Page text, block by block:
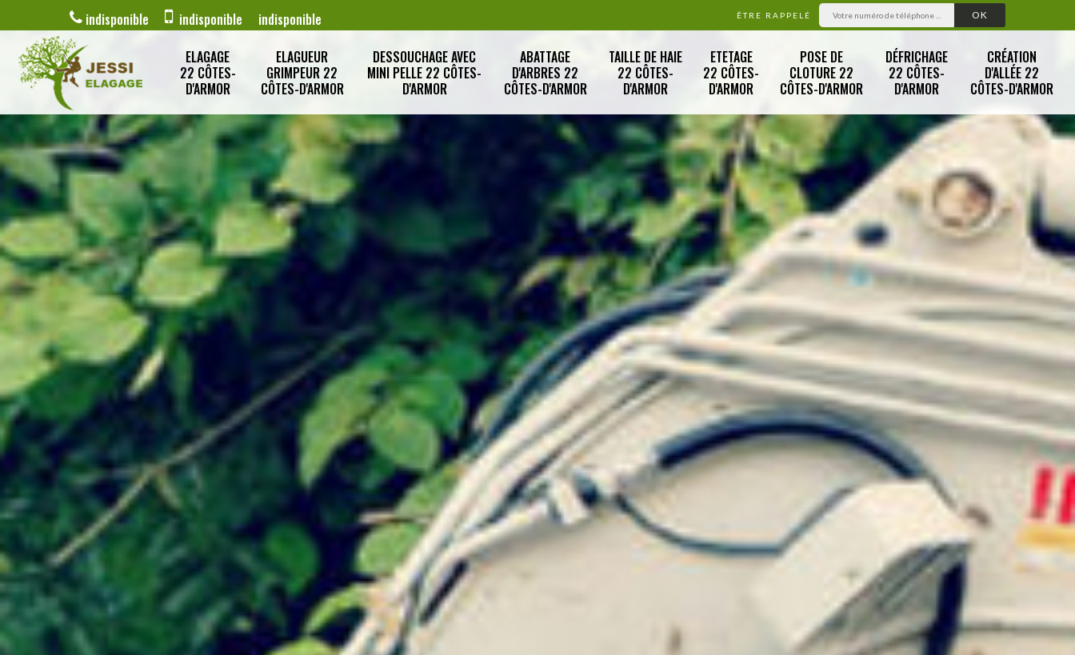
indisponible indisponible indisponible ÊTRE RAPPELÉ
ELAGAGE
22 CÔTES-
D'ARMOR
ELAGUEUR
GRIMPEUR 22
CÔTES-D'ARMOR
DESSOUCHAGE AVEC
MINI PELLE 22 CÔTES-
D'ARMOR
ABATTAGE
D'ARBRES 22
CÔTES-D'ARMOR
TAILLE DE HAIE
22 CÔTES-
D'ARMOR
ETETAGE
22 CÔTES-
D'ARMOR
POSE DE
CLOTURE 22
CÔTES-D'ARMOR
DÉFRICHAGE
22 CÔTES-
D'ARMOR
CRÉATION
D'ALLÉE 22
CÔTES-D'ARMOR